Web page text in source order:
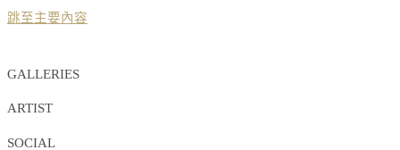
跳至主要內容
GALLERIES
ARTIST
SOCIAL